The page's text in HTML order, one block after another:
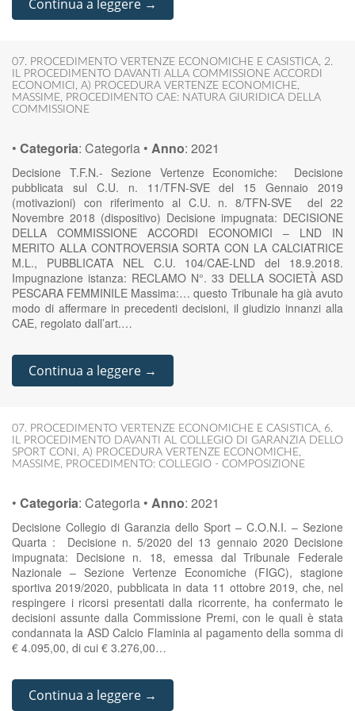
Continua a leggere →
07. PROCEDIMENTO VERTENZE ECONOMICHE E CASISTICA, 2.
IL PROCEDIMENTO DAVANTI ALLA COMMISSIONE ACCORDI
ECONOMICI , A) PROCEDURA VERTENZE ECONOMICHE,
MASSIME, PROCEDIMENTO CAE: NATURA GIURIDICA DELLA
COMMISSIONE
• Categoria: Categoria • Anno: 2021
Decisione T.F.N.- Sezione Vertenze Economiche: Decisione
pubblicata sul C.U. n. 11/TFN-SVE del 15 Gennaio 2019
(motivazioni) con riferimento al C.U. n. 8/TFN-SVE del 22
Novembre 2018 (dispositivo) Decisione impugnata: DECISIONE
DELLA COMMISSIONE ACCORDI ECONOMICI – LND IN
MERITO ALLA CONTROVERSIA SORTA CON LA CALCIATRICE
M.L., PUBBLICATA NEL C.U. 104/CAE-LND del 18.9.2018.
Impugnazione istanza: RECLAMO N°. 33 DELLA SOCIETÀ ASD
PESCARA FEMMINILE Massima:… questo Tribunale ha già avuto
modo di affermare in precedenti decisioni, il giudizio innanzi alla
CAE, regolato dall’art.…
Continua a leggere →
07. PROCEDIMENTO VERTENZE ECONOMICHE E CASISTICA, 6.
IL PROCEDIMENTO DAVANTI AL COLLEGIO DI GARANZIA DELLO
SPORT CONI , A) PROCEDURA VERTENZE ECONOMICHE,
MASSIME, PROCEDIMENTO: COLLEGIO - COMPOSIZIONE
• Categoria: Categoria • Anno: 2021
Decisione Collegio di Garanzia dello Sport – C.O.N.I. – Sezione
Quarta : Decisione n. 5/2020 del 13 gennaio 2020 Decisione
impugnata: Decisione n. 18, emessa dal Tribunale Federale
Nazionale – Sezione Vertenze Economiche (FIGC), stagione
sportiva 2019/2020, pubblicata in data 11 ottobre 2019, che, nel
respingere i ricorsi presentati dalla ricorrente, ha confermato le
decisioni assunte dalla Commissione Premi, con le quali è stata
condannata la ASD Calcio Flaminia al pagamento della somma di
€ 4.095,00, di cui € 3.276,00…
Continua a leggere →